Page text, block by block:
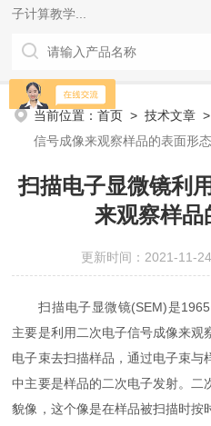
子计算教学...
当前位置：首页 >技术文章
信号成像来观察样品的表面形态
扫描电子显微镜利
来观察样品
更新时间：2021-
扫描电子显微镜(SEM)是1965
主要是利用二次电子信号成像来观
电子束去扫描样品，通过电子束与
中主要是样品的二次电子发射。二
貌像，这个像是在样品被扫描时按